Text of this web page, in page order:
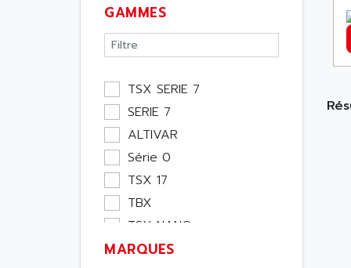
Ecran
Entrée / Sortie
Memoire
Module Métier
Moteur
Pupitre Opérateur
Rack
Etude
Software
Variateur
Actif
GAMMES
TSX SERIE 7
SERIE 7
ALTIVAR
Série 0
TSX 17
TBX
TSX NANO
TSX PREMIUM
MARQUES